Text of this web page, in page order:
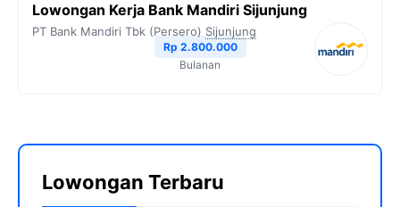
Lowongan Kerja Bank Mandiri Sijunjung
PT Bank Mandiri Tbk (Persero) Sijunjung
Rp 2.800.000
Bulanan
Lowongan Terbaru